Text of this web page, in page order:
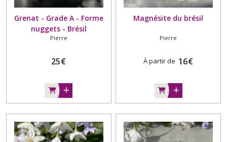
Grenat - Grade A - Forme
nuggets - Brésil
Pierre
25€
Magnésite du brésil
Pierre
À partir de 16€